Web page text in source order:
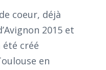
coeur, déjà
2015 et
été créé
en